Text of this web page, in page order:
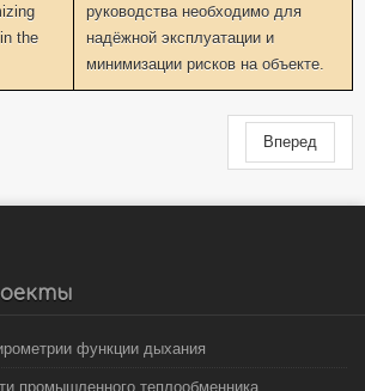
the
руководства необходимо для
надёжной эксплуатации и
минимизации рисков на объекте.
Вперед
функции дыхания
промышленного теплообменника